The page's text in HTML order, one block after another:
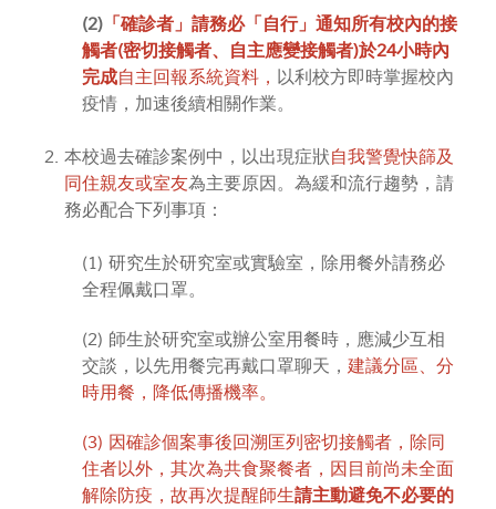
(2) 「確診者」請務必「自行」通知所有校內的接
觸者(密切接觸者、自主應變接觸者)於24小時內
完成自主回報系統資料， 以利校方即時掌握校內
疫情，加速後續相關作業。
本校過去確診案例中，以出現症狀自我警覺快篩及
同住親友或室友為主要原因。為緩和流行趨勢，請
務必配合下列事項：
(1) 研究生於研究室或實驗室，除用餐外請務必
全程佩戴口罩。
(2) 師生於研究室或辦公室用餐時，應減少互相
交談，以先用餐完再戴口罩聊天， 建議分區、分
時用餐，降低傳播機率。
(3) 因確診個案事後回溯匡列密切接觸者，除同
住者以外，其次為共食聚餐者，因目前尚未全面
解除防疫，故再次提醒師生請主動避免不必要的